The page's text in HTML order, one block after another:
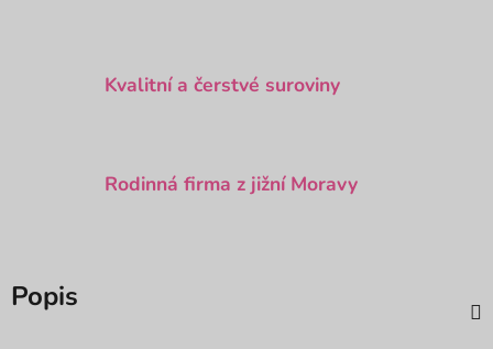
Kvalitní a čerstvé suroviny
Rodinná firma z jižní Moravy
Popis